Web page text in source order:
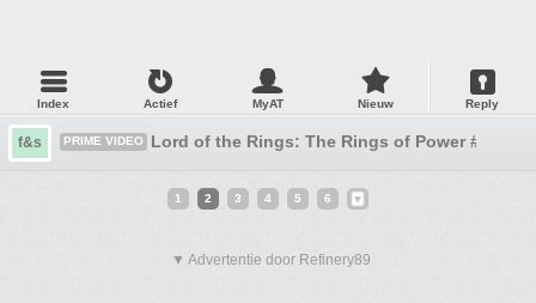
Index Actief MyAT Nieuw Reply
f&s PRIME VIDEO Lord of the Rings: The Rings of Power #6
1 2 3 4 5 6
▼ Advertentie door Refinery89